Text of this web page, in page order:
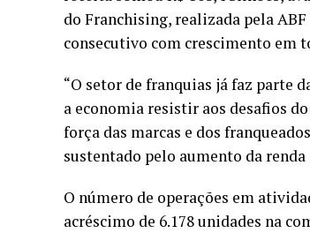
do Franchising, realizada pela
consecutivo com crescimento em
“O setor de franquias já faz parte
a economia resistir aos desafios
força das marcas e dos
sustentado pelo aumento da
O número de operações em
acréscimo de 6.178 unidades na